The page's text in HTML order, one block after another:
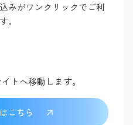
みがワンクリックでご利
。
トへ移動します。
こちら